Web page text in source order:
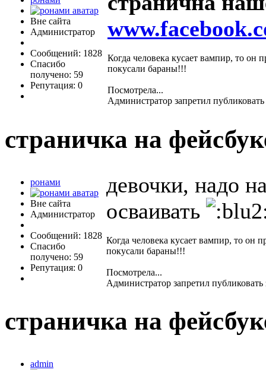
Вне сайта
Администратор
Сообщений: 1828
Спасибо
получено: 59
Репутация: 0
Когда человека кусает вампир, то он
покусали бараны!!!
Посмотрела...
Администратор запретил
страничка на
ронами
Вне сайта
Администратор
Сообщений: 1828
Спасибо
получено: 59
Репутация: 0
девочки, надо
осваивать
Когда человека кусает вампир, то он
покусали бараны!!!
Посмотрела...
Администратор запретил публиковать
страничка на
admin